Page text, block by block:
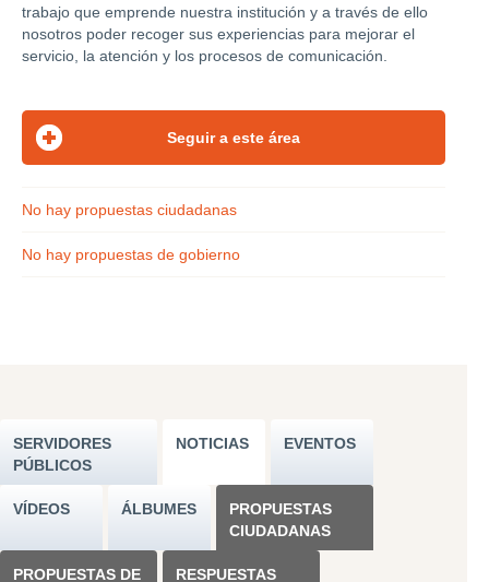
trabajo que emprende nuestra institución y a través de ello
nosotros poder recoger sus experiencias para mejorar el
servicio, la atención y los procesos de comunicación.
No hay propuestas ciudadanas
No hay propuestas de gobierno
SERVIDORES
PÚBLICOS
NOTICIAS EVENTOS
VÍDEOS ÁLBUMES
PROPUESTAS
CIUDADANAS
PROPUESTAS DE RESPUESTAS